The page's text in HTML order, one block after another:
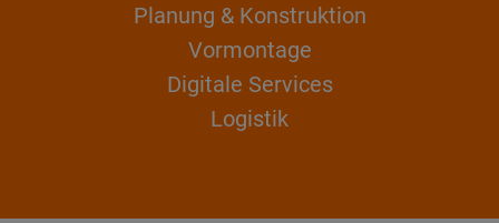
Planung & Konstruktion
Vormontage
Digitale Services
Logistik